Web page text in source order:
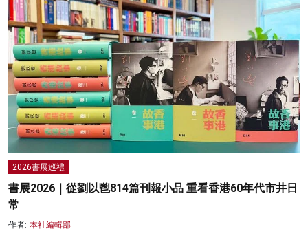
2026書展巡禮
書展2026｜從劉以鬯814篇刊報小品 重看香港60年代市井日
常
作者: 本社編輯部